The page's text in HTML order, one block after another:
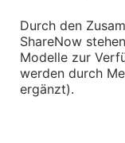
Felgen
Durch den
ShareNow
Modelle zur
werden durch
ergänzt).